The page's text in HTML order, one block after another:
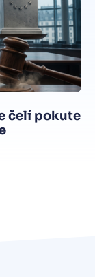
čelí pokute